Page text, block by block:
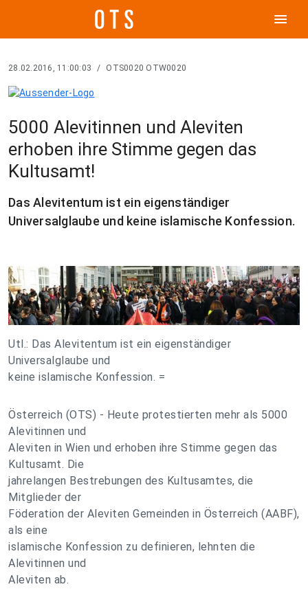
menu
28.02.2016, 11:00:03 / OTS0020 OTW0020
5000 Alevitinnen und Aleviten
erhoben ihre Stimme gegen das
Kultusamt!
Das Alevitentum ist ein eigenständiger
Universalglaube und keine islamische Konfession.
Utl.: Das Alevitentum ist ein eigenständiger
Universalglaube und
keine islamische Konfession. =
Österreich (OTS) - Heute protestierten mehr als 5000
Alevitinnen und
Aleviten in Wien und erhoben ihre Stimme gegen das
Kultusamt. Die
jahrelangen Bestrebungen des Kultusamtes, die
Mitglieder der
Föderation der Aleviten Gemeinden in Österreich (AABF),
als eine
islamische Konfession zu definieren, lehnten die
Alevitinnen und
Aleviten ab.